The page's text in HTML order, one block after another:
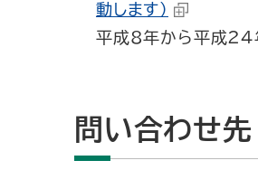
動します）
平成8年から平成24
問い合わせ先